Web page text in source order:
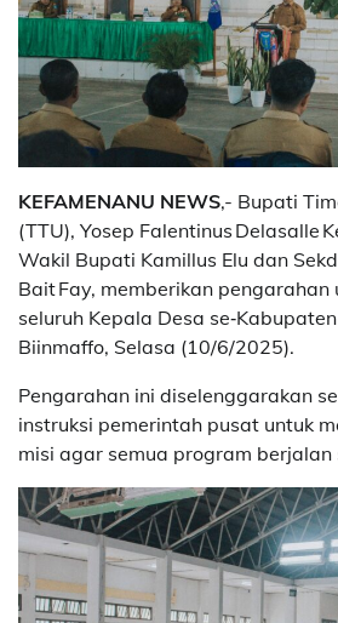
KEFAMENANU NEWS,- Bupati
(TTU), Yosep Falentinus Delasalle
Wakil Bupati Kamillus Elu dan
Bait Fay, memberikan pengarahan
seluruh Kepala Desa
Biinmaffo, Selasa (10/6/2025).
Pengarahan ini diselenggarakan
instruksi pemerintah pusat untuk
misi agar semua program